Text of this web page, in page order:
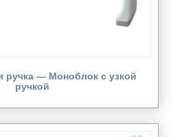
ручка — Моноблок с узкой
ручкой